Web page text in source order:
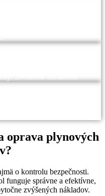
oprava plynových
o kontrolu bezpečnosti.
funguje správne a efektívne,
zvýšených nákladov.